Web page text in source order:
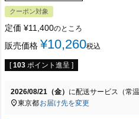
クーポン対象
定価 ¥11,400のところ
販売価格 ¥10,260税込
[ 103 ポイント進呈 ]
2026/08/21（金） に配送サービス（常温
東京都お届け先を変更